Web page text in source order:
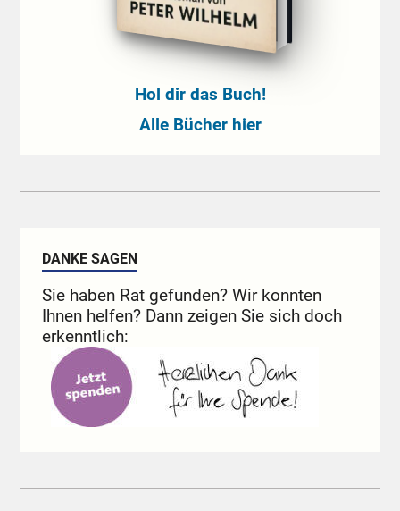
Hol dir das Buch!
Alle Bücher hier
DANKE SAGEN
Sie haben Rat gefunden? Wir konnten
Ihnen helfen? Dann zeigen Sie sich doch
erkenntlich: